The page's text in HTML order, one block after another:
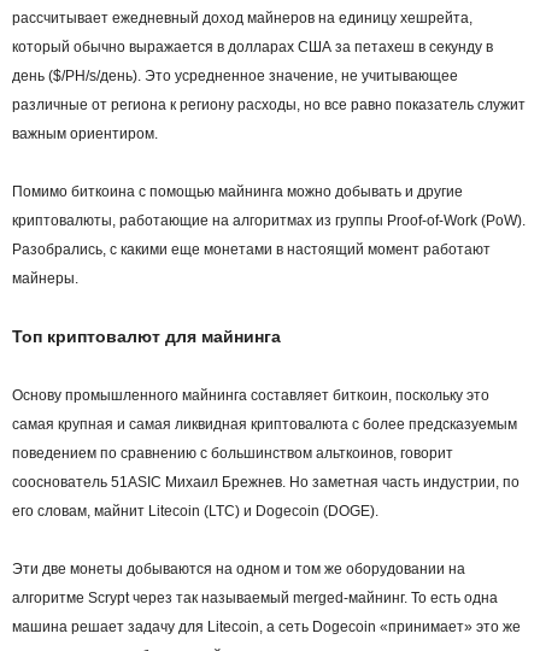
рассчитывает ежедневный доход майнеров на единицу хешрейта,
который обычно выражается в долларах США за петахеш в секунду в
день ($/PH/s/день). Это усредненное значение, не учитывающее
различные от региона к региону расходы, но все равно показатель служит
важным ориентиром.
Помимо биткоина с помощью майнинга можно добывать и другие
криптовалюты, работающие на алгоритмах из группы Proof-of-Work (PoW).
Разобрались, с какими еще монетами в настоящий момент работают
майнеры.
Топ криптовалют для майнинга
Основу промышленного майнинга составляет биткоин, поскольку это
самая крупная и самая ликвидная криптовалюта с более предсказуемым
поведением по сравнению с большинством альткоинов, говорит
сооснователь 51ASIC Михаил Брежнев. Но заметная часть индустрии, по
его словам, майнит Litecoin (LTC) и Dogecoin (DOGE).
Эти две монеты добываются на одном и том же оборудовании на
алгоритме Scrypt через так называемый merged‑майнинг. То есть одна
машина решает задачу для Litecoin, а сеть Dogecoin «принимает» это же